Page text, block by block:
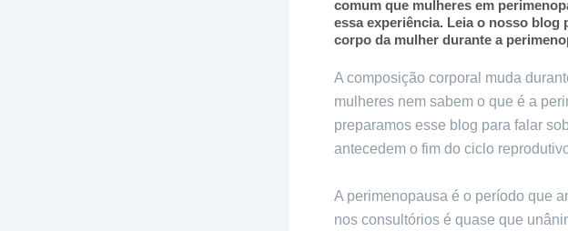
comum que mulheres em
essa experiência. Leia o nosso blog
corpo da mulher durante a
A composição corporal muda
mulheres nem sabem o que é a
preparamos esse blog para falar
antecedem o fim do ciclo
A perimenopausa é o período que
nos consultórios é quase que